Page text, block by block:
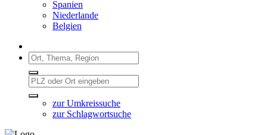
Spanien
Niederlande
Belgien
zur Umkreissuche
zur Schlagwortsuche